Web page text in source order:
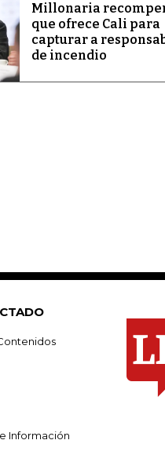
Millonaria
que ofrece Cali para
capturar a
de incendio
Información